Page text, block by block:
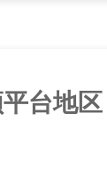
台地区